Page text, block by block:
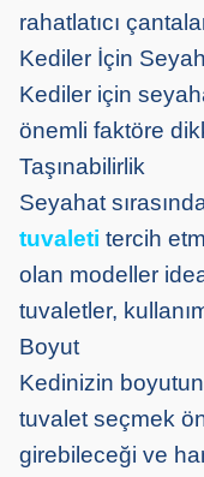
rahatlatıcı
Kediler İçin
Kediler için
önemli faktöre
Taşınabilirlik
Seyahat
tuvaleti tercih
olan modeller
tuvaletler,
Boyut
Kedinizin
tuvalet seçmek
girebileceği ve